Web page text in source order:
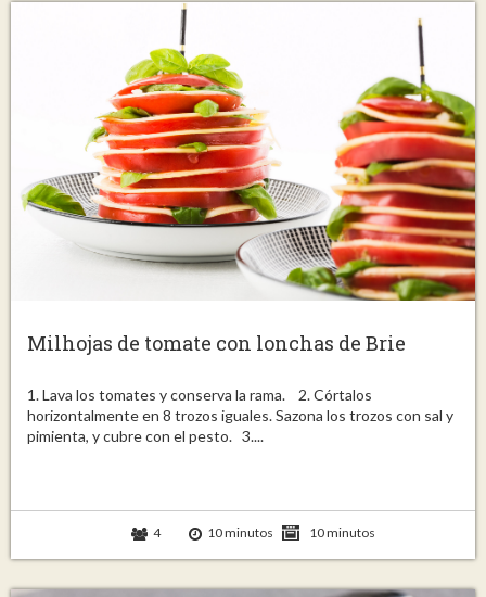
Milhojas de tomate con lonchas de Brie
1. Lava los tomates y conserva la rama. 2. Córtalos
horizontalmente en 8 trozos iguales. Sazona los trozos con sal y
pimienta, y cubre con el pesto. 3....
4 10 minutos 10 minutos